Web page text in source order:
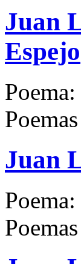
Juan
Espejo
Juan